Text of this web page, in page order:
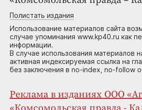
Полистать издания
Использование материалов сайта
случае упоминания www.kp40.ru как
информации.
В случае использования материалов
активная индексируемая ссылка на
без заключения в no-index, no-follow
Реклама в изданиях ООО